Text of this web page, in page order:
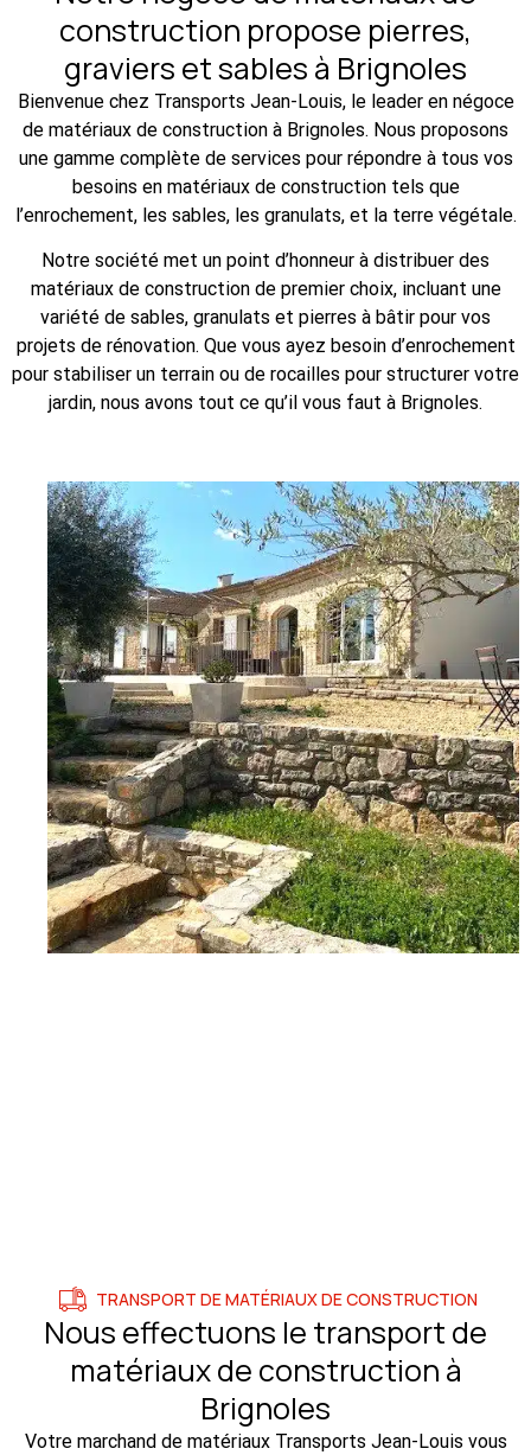
construction propose pierres,
graviers et sables à Brignoles
Bienvenue chez Transports Jean-Louis, le leader en négoce
de matériaux de construction à Brignoles. Nous proposons
une gamme complète de services pour répondre à tous vos
besoins en matériaux de construction tels que
l’enrochement, les sables, les granulats, et la terre végétale.
Notre société met un point d’honneur à distribuer des
matériaux de construction de premier choix, incluant une
variété de sables, granulats et pierres à bâtir pour vos
projets de rénovation. Que vous ayez besoin d’enrochement
pour stabiliser un terrain ou de rocailles pour structurer votre
jardin, nous avons tout ce qu’il vous faut à Brignoles.
TRANSPORT DE MATÉRIAUX DE CONSTRUCTION
Nous effectuons le transport de
matériaux de construction à
Brignoles
Votre marchand de matériaux Transports Jean-Louis vous